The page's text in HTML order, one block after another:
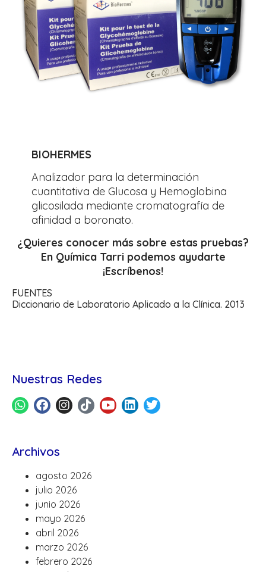
BIOHERMES
Analizador para la determinación
cuantitativa de Glucosa y Hemoglobina
glicosilada mediante cromatografía de
afinidad a boronato.
¿Quieres conocer más sobre estas pruebas?
En Química Tarri podemos ayudarte
¡Escríbenos!
FUENTES
Diccionario de Laboratorio Aplicado a la Clínica. 2013
Nuestras Redes
Archivos
agosto 2026
julio 2026
junio 2026
mayo 2026
abril 2026
marzo 2026
febrero 2026